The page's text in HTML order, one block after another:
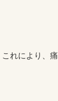
これにより、痛